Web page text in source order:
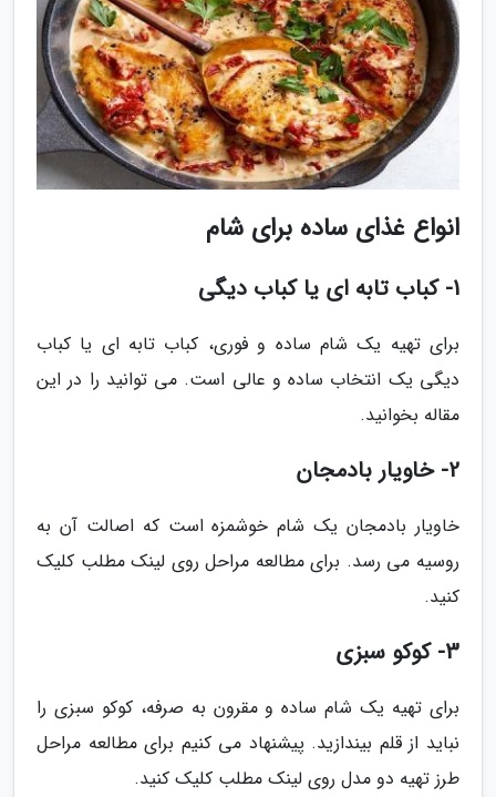
انواع غذای ساده برای شام
1- کباب تابه ای یا کباب دیگی
برای تهیه یک شام ساده و فوری، کباب تابه ای یا کباب
دیگی یک انتخاب ساده و عالی است. می توانید را در این
مقاله بخوانید.
2- خاویار بادمجان
خاویار بادمجان یک شام خوشمزه است که اصالت آن به
روسیه می رسد. برای مطالعه مراحل روی لینک مطلب کلیک
کنید.
3- کوکو سبزی
برای تهیه یک شام ساده و مقرون به صرفه، کوکو سبزی را
نباید از قلم بیندازید. پیشنهاد می کنیم برای مطالعه مراحل
طرز تهیه دو مدل روی لینک مطلب کلیک کنید.